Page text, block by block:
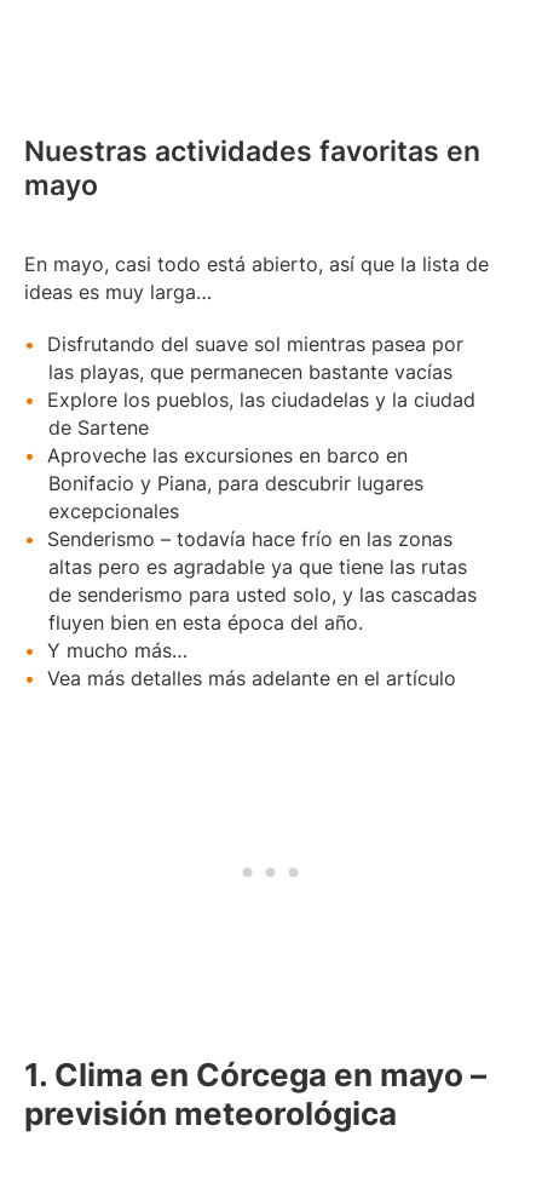
Nuestras actividades favoritas en
mayo
En mayo, casi todo está abierto, así que la lista de
ideas es muy larga…
Disfrutando del suave sol mientras pasea por
las playas, que permanecen bastante vacías
Explore los pueblos, las ciudadelas y la ciudad
de Sartene
Aproveche las excursiones en barco en
Bonifacio y Piana, para descubrir lugares
excepcionales
Senderismo – todavía hace frío en las zonas
altas pero es agradable ya que tiene las rutas
de senderismo para usted solo, y las cascadas
fluyen bien en esta época del año.
Y mucho más…
Vea más detalles más adelante en el artículo
1. Clima en Córcega en mayo –
previsión meteorológica